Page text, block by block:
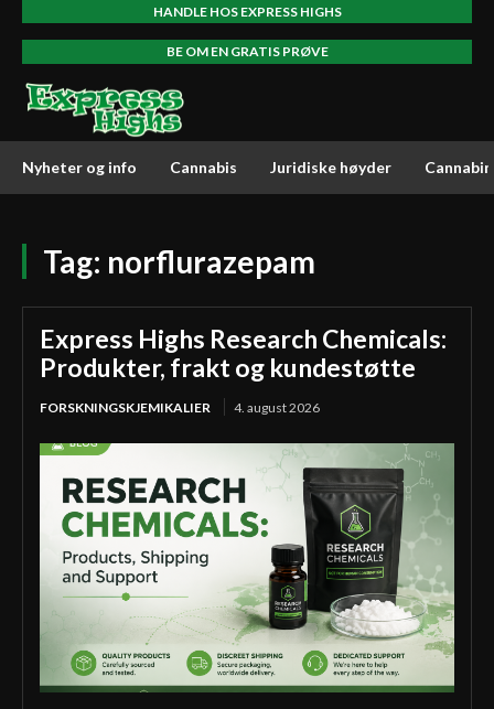
HANDLE HOS EXPRESS HIGHS
BE OM EN GRATIS PRØVE
Nyheter og info Cannabis Juridiske høyder
Tag: norflurazepam
Express Highs Research Chemicals:
Produkter, frakt og kundestøtte
FORSKNINGSKJEMIKALIER 4. august 2026